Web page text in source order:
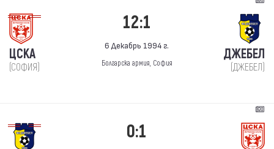
ЦСКА
(СОФИЯ)
12:1
6 Декабрь 1994 г.
Болгарска армия, София
ДЖЕБЕЛ
(ДЖЕБЕЛ)
0:1